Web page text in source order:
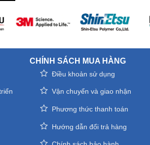
CHÍNH SÁCH MUA HÀNG
Điều khoản sử dụng
Vận chuyển và giao nhận
Phương thức thanh toán
Hướng dẫn đổi trả hàng